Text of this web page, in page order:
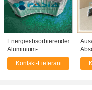
Energieabsorbierendes
Aluminium-
Honeyballkern
Leichtgewicht
Kontakt-Lieferant
für